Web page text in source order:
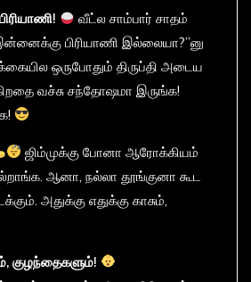
பிரியாணி!
வீட்ல சாம்பார் சாதம்
பிரியாணி இல்லையா?”னு
ஒருபோதும் திருப்தி அடைய
வச்சு சந்தோஷமா இருங்க!
ஜிம்முக்கு போனா ஆரோக்கியம்
ஆனா, நல்லா தூங்குனா கூட
அதுக்கு எதுக்கு காசும்,
, குழந்தைகளும்!